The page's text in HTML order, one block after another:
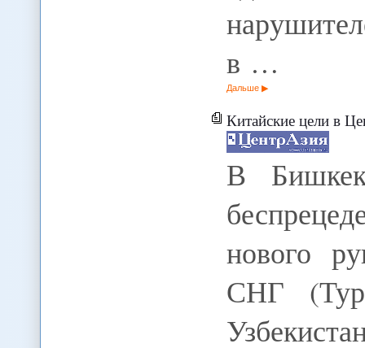
в …
Дальше
Китайские цели в
В
нового
СНГ